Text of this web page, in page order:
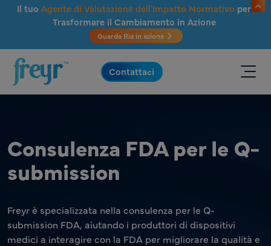
Salta al contenuto principale
Il tuo Agente di Valutazione dell'Impatto Normativo per
Trasformare il Cambiamento in Azione
Guarda Ria in azione
.
Contattaci
Consulenza FDA per le Q-
submission
Freyr è specializzata nella consulenza per le Q-
submission FDA, aiutando i produttori di dispositivi
medici a interagire con la FDA per migliorare la qualità e